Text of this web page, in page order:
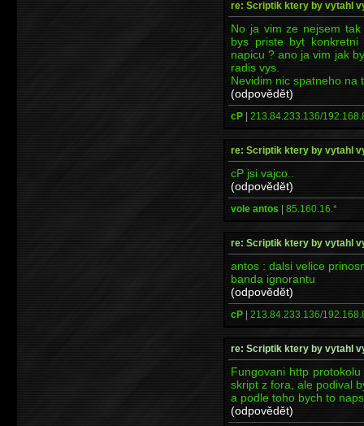
re: Scriptik ktery by vytahl
No ja vim ze nejsem
bys priste byt
napicu ? ano ja vim jak
radis vys.
Nevidim nic spatneho na
(odpovědět)
cP | 213.84.233.136/
re: Scriptik ktery by vytahl
cP jsi vajco..
(odpovědět)
vole antos | 85.160.16.*
re: Scriptik ktery by vytahl
antos : dalsi velice
banda ignorantu
(odpovědět)
cP | 213.84.233.136/
re: Scriptik ktery by vytahl
Fungovani http
skript z fora, ale podival
a podle toho bych to
(odpovědět)